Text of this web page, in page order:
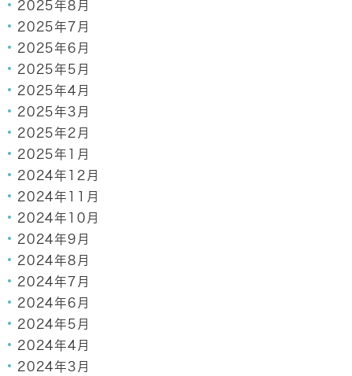
2025年8月
2025年7月
2025年6月
2025年5月
2025年4月
2025年3月
2025年2月
2025年1月
2024年12月
2024年11月
2024年10月
2024年9月
2024年8月
2024年7月
2024年6月
2024年5月
2024年4月
2024年3月